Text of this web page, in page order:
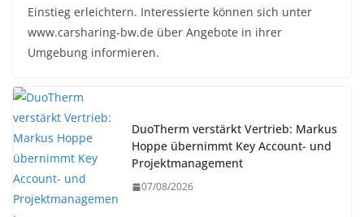
Einstieg erleichtern. Interessierte können sich unter
www.carsharing-bw.de über Angebote in ihrer
Umgebung informieren.
DuoTherm verstärkt Vertrieb: Markus
Hoppe übernimmt Key Account- und
Projektmanagement
07/08/2026